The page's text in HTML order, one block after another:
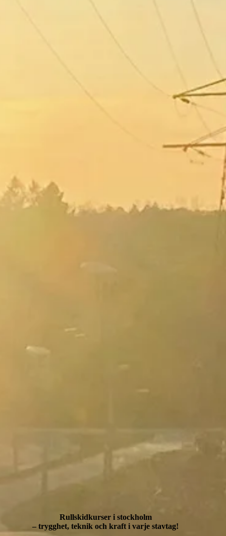
Rullskidkurser i stockholm
– trygghet, teknik och kraft i varje stavtag!